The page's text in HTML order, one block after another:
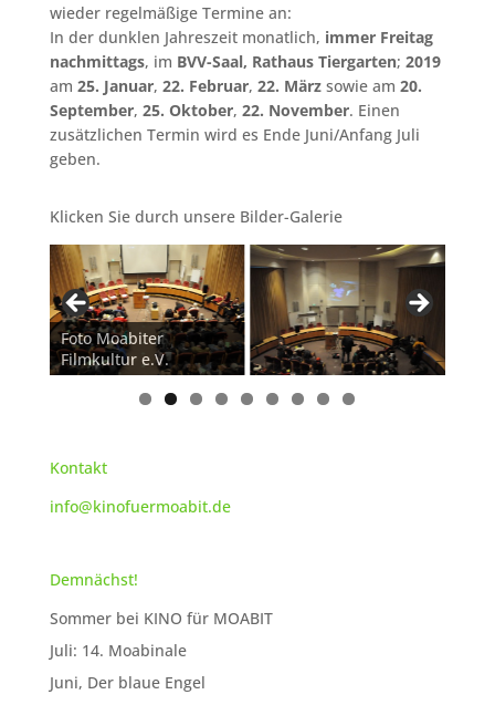
wieder regelmäßige Termine an:
In der dunklen Jahreszeit monatlich, immer Freitag
nachmittags, im BVV-Saal, Rathaus Tiergarten; 2019
am 25. Januar, 22. Februar, 22. Märzsowie am 20.
September, 25. Oktober, 22. November. Einen
zusätzlichen Termin wird es Ende Juni/Anfang Juli
geben.
Klicken Sie durch unsere Bilder-Galerie
Foto Moabiter
Filmkultur e.V.
Kontakt
info@kinofuermoabit.de
Demnächst!
Sommer bei KINO für MOABIT
Juli: 14. Moabinale
Juni, Der blaue Engel